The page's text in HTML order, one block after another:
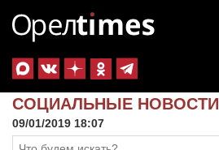
СОЦИАЛЬНЫЕ НОВОСТИ
09/01/2019 18:07